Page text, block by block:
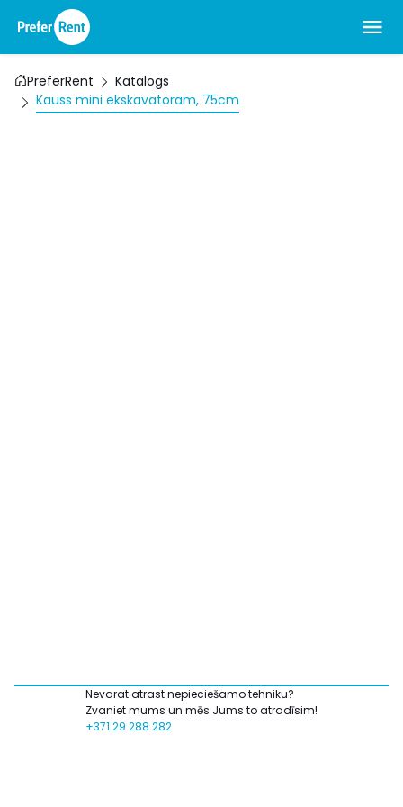
PreferRent
Katalogs
Kauss mini ekskavatoram, 75cm
Nevarat atrast nepieciešamo tehniku?
Zvaniet mums un mēs Jums to atradīsim!
+371 29 288 282